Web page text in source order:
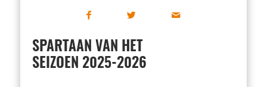
SPARTAAN VAN HET
SEIZOEN 2025-2026